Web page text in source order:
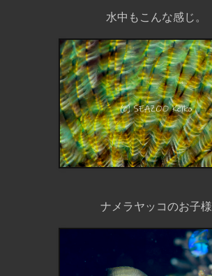
水中もこんな感じ。
ナメラヤッコのお子様